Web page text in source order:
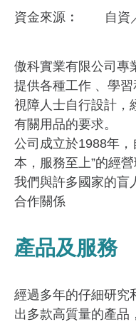
資金來​源
自資
傲科實業有限公司專
提供各種工作 、學
視障人士自行設計，
有關用品的要求。
公司成立於1988年，
本，服務至上”的經
我們與許多國家的盲
合作關係
產品及服務
經過多年的仔細研究
出多款高質量的產品